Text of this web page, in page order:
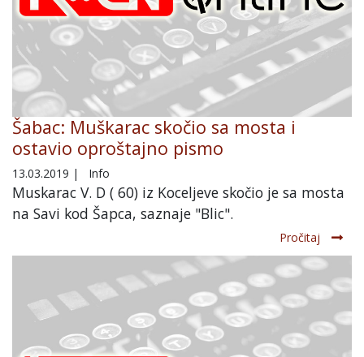
Šabac: Muškarac skočio sa mosta i
ostavio oproštajno pismo
13.03.2019 | Info
Muskarac V. D ( 60) iz Koceljeve skočio je sa mosta
na Savi kod Šapca, saznaje "Blic".
Pročitaj